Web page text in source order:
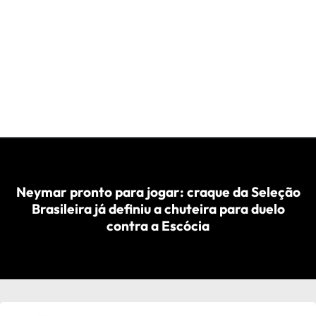
Neymar pronto para jogar: craque da Seleção
Brasileira já definiu a chuteira para duelo
contra a Escócia